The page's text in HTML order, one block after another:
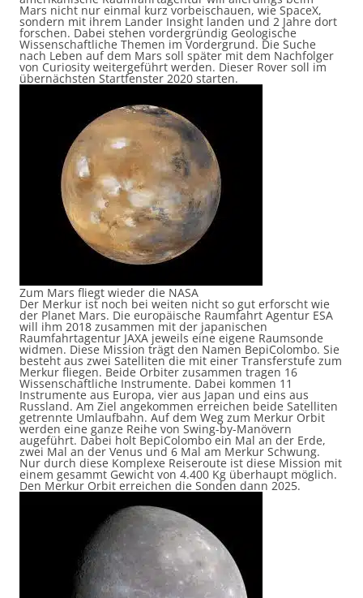
Mars nicht nur einmal kurz vorbeischauen, wie SpaceX,
sondern mit ihrem Lander Insight landen und 2 Jahre dort
forschen. Dabei stehen vordergründig Geologische
Wissenschaftliche Themen im Vordergrund. Die Suche
nach Leben auf dem Mars soll später mit dem Nachfolger
von Curiosity weitergeführt werden. Dieser Rover soll im
übernächsten Startfenster 2020 starten.
Zum Mars fliegt wieder die NASA
Der Merkur ist noch bei weiten nicht so gut erforscht wie
der Planet Mars. Die europäische Raumfahrt Agentur ESA
will ihm 2018 zusammen mit der japanischen
Raumfahrtagentur JAXA jeweils eine eigene Raumsonde
widmen. Diese Mission trägt den Namen BepiColombo. Sie
besteht aus zwei Satelliten die mit einer Transferstufe zum
Merkur fliegen. Beide Orbiter zusammen tragen 16
Wissenschaftliche Instrumente. Dabei kommen 11
Instrumente aus Europa, vier aus Japan und eins aus
Russland. Am Ziel angekommen erreichen beide Satelliten
getrennte Umlaufbahn. Auf dem Weg zum Merkur Orbit
werden eine ganze Reihe von Swing-by-Manövern
augeführt. Dabei holt BepiColombo ein Mal an der Erde,
zwei Mal an der Venus und 6 Mal am Merkur Schwung.
Nur durch diese Komplexe Reiseroute ist diese Mission mit
einem gesammt Gewicht von 4.400 Kg überhaupt möglich.
Den Merkur Orbit erreichen die Sonden dann 2025.